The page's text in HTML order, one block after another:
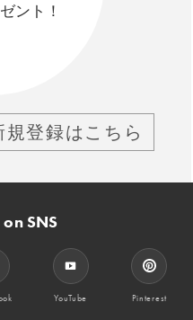
ント！
規登録はこちら
SNS
YouTube Pinterest